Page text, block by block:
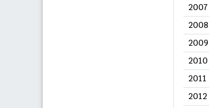
2007
2008
2009
2010
2011
2012